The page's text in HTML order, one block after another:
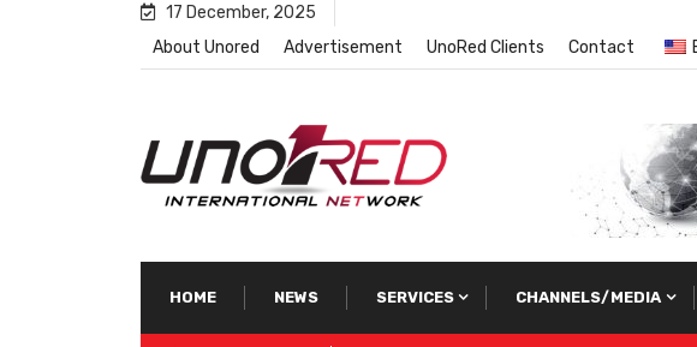
17 December, 2025
About Unored
Advertisement UnoRed Clients Contact
HOME NEWS SERVICES CHANNELS/MEDIA